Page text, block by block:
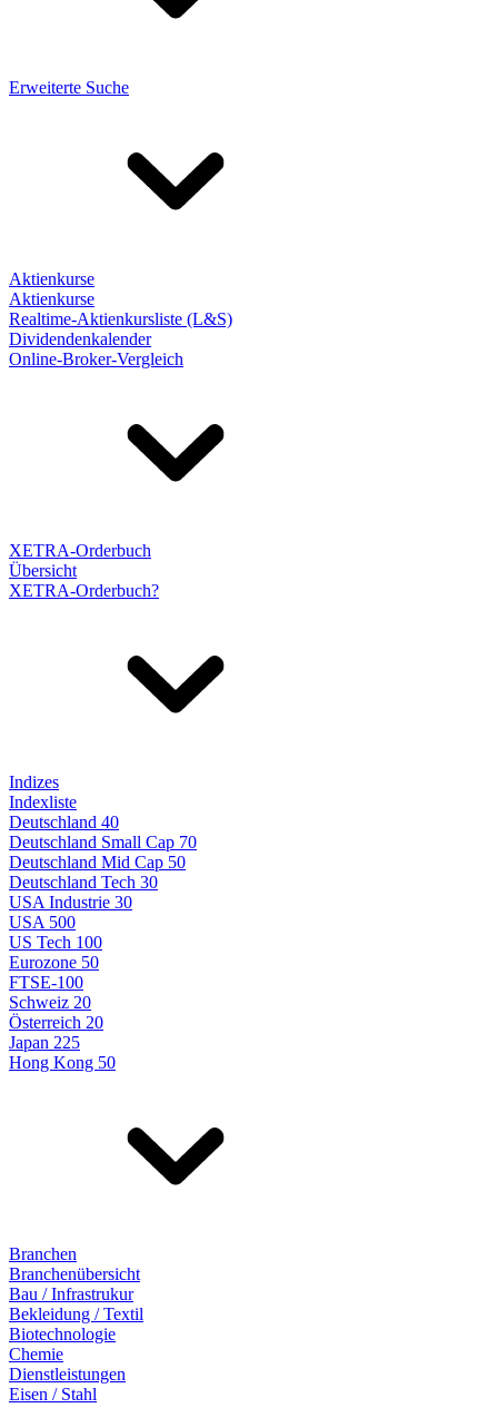
Erweiterte Suche
Aktienkurse
Aktienkurse
Realtime-Aktienkursliste (L&S)
Dividendenkalender
Online-Broker-Vergleich
XETRA-Orderbuch
Übersicht
XETRA-Orderbuch?
Indizes
Indexliste
Deutschland 40
Deutschland Small Cap 70
Deutschland Mid Cap 50
Deutschland Tech 30
USA Industrie 30
USA 500
US Tech 100
Eurozone 50
FTSE-100
Schweiz 20
Österreich 20
Japan 225
Hong Kong 50
Branchen
Branchenübersicht
Bau / Infrastrukur
Bekleidung / Textil
Biotechnologie
Chemie
Dienstleistungen
Eisen / Stahl